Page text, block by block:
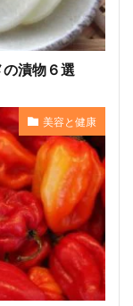
漬物６選
美容と健康